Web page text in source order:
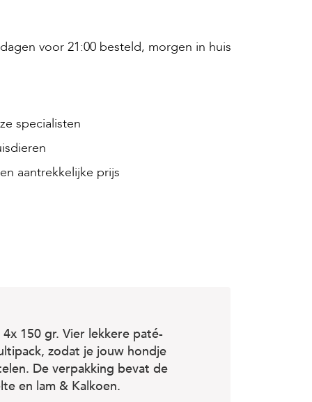
voor 21:00 besteld, morgen in huis
specialisten
aantrekkelijke prijs
150 gr. Vier lekkere paté-
zodat je jouw hondje
De verpakking bevat de
en lam & Kalkoen.